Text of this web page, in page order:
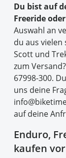
Du bist auf
Freeride
Auswahl an
du aus vielen
Scott und
zum
67998-300.
uns deine
auf deine
Enduro,
kaufen